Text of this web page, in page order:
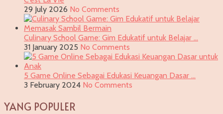
29 July 2026 No Comments
Culinary School Game: Gim Edukatif untuk Belajar …
31 January 2025 No Comments
5 Game Online Sebagai Edukasi Keuangan Dasar …
3 February 2024 No Comments
YANG POPULER